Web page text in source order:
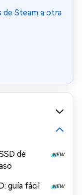
de Steam a otra
de
guía fácil